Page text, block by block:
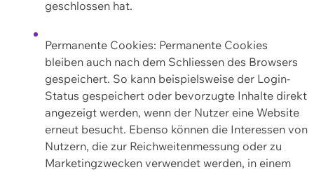
geschlossen hat.
Permanente Cookies: Permanente Cookies
bleiben auch nach dem Schliessen des Browsers
gespeichert. So kann beispielsweise der Login-
Status gespeichert oder bevorzugte Inhalte direkt
angezeigt werden, wenn der Nutzer eine Website
erneut besucht. Ebenso können die Interessen von
Nutzern, die zur Reichweitenmessung oder zu
Marketingzwecken verwendet werden, in einem